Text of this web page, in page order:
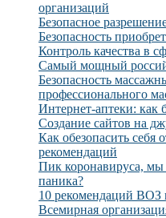
организаций
Безопасное
Безопасность
Контроль качества в
Самый мощный
Безопасность
профессионального
Интернет-аптеки: как
Создание сайтов на
Как обезопасить себя
рекомендаций
Пик коронавируса, мы
паника?
10 рекомендаций ВОЗ
Всемирная